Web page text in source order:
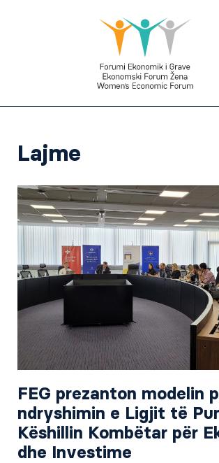
Lajme
FEG prezanton modelin
ndryshimin e Ligjit të
Këshillin Kombëtar për
dhe Investime